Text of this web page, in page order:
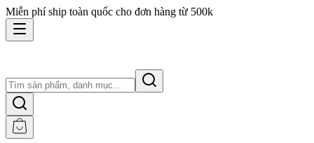
Miễn phí ship toàn quốc cho đơn hàng từ 500k